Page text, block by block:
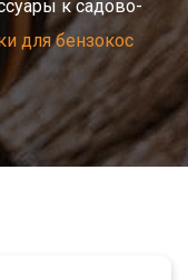
к садово-
для бензокос